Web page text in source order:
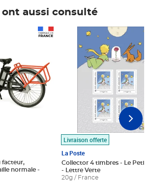
ont aussi consulté
facteur,
Livraison offerte
La Poste
Collector 4 timbres - Le Petit
- Lettre Verte
20g / France
Prix 7,50€